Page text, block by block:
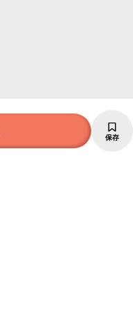
保存